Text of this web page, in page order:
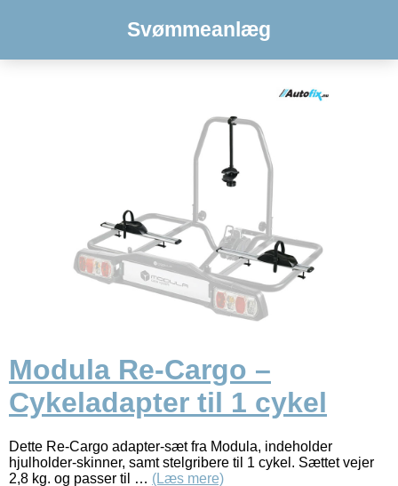
Svømmeanlæg
Modula Re-Cargo –
Cykeladapter til 1 cykel
Dette Re-Cargo adapter-sæt fra Modula, indeholder
hjulholder-skinner, samt stelgribere til 1 cykel. Sættet vejer
2,8 kg. og passer til … (Læs mere)